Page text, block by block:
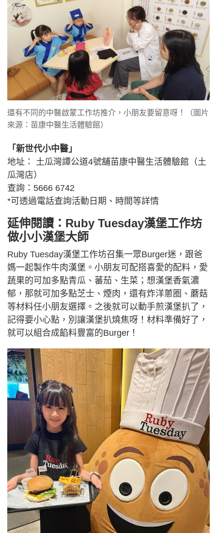
還有不同的中醫啟蒙工作坊推介，小朋友要留意呀！（圖片
來源：苗康中醫生活體驗館）
「新世代小中醫」
地址： 土瓜灣譚公道4號舖苗康中醫生活體驗館（土
瓜灣店）
查詢：5666 6742
*可透過電話查詢活動日期、時間等詳情
延伸閱讀：Ruby Tuesday漢堡工作坊
做小小漢堡大師
Ruby Tuesday漢堡工作坊召集一眾Burger迷，跟爸
媽一起製作牛肉漢堡。小朋友可配搭喜愛的配料，愛
蔬果的可加多點青瓜、蕃茄、生菜；想漢堡香氣濃
郁，那就可加多點芝士、煙肉，還有炸洋蔥圈、蘑菇
等材料任小朋友選擇。之後就可以動手煎漢堡扒了，
記得要小心點，別讓漢堡扒燒焦呀！材料準備好了，
就可以組合成餡料豐富的Burger！